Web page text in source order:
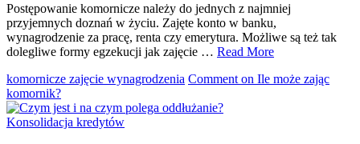
Postępowanie komornicze należy do jednych z najmniej
przyjemnych doznań w życiu. Zajęte konto w banku,
wynagrodzenie za pracę, renta czy emerytura. Możliwe są też tak
dolegliwe formy egzekucji jak zajęcie … Read More
komornicze zajęcie wynagrodzenia Comment on Ile może zając
komornik?
Konsolidacja kredytów